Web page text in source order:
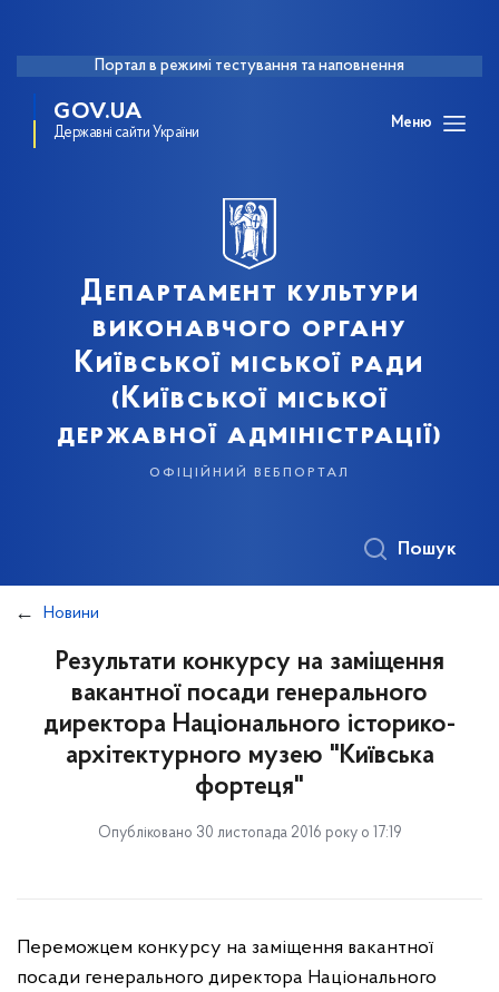
Портал в режимі тестування та наповнення
GOV.UA
Державні сайти України
Меню
Департамент культури
виконавчого органу
Київської міської ради
(Київської міської
державної адміністрації)
офіційний вебпортал
Пошук
Новини
Результати конкурсу на заміщення
вакантної посади генерального
директора Національного історико-
архітектурного музею "Київська
фортеця"
Опубліковано 30 листопада 2016 року о 17:19
Переможцем конкурсу на заміщення вакантної
посади генерального директора Національного